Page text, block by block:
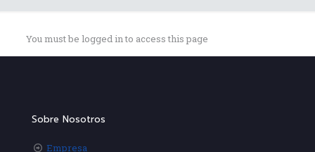
You must be logged in to access this page
Sobre Nosotros
Empresa